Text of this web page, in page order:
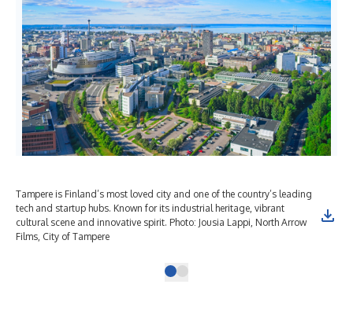
Tampere is Finland’s most loved city and one of the country’s leading
tech and startup hubs. Known for its industrial heritage, vibrant
cultural scene and innovative spirit. Photo: Jousia Lappi, North Arrow
Films, City of Tampere